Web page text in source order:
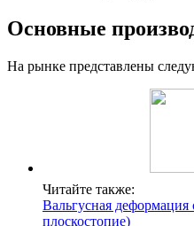
Основные
На рынке представлены
Читайте также:
Вальгусная
плоскостопие)